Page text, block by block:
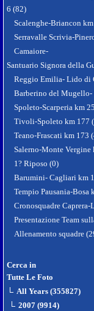
6 (82)
Scalenghe-Briancon
Serravalle Scrivia-
Camaiore-
Santuario Signora della
Reggio Emilia- Lido di
Barberino del Mugello-
Spoleto-Scarperia km
Tivoli-Spoleto km 177
Teano-Frascati km 173
Salerno-Monte Vergine
1? Riposo (0)
Barumini- Cagliari km
Tempio Pausania-Bosa
Cronosquadre
Presentazione Team
Allenamento squadre
Cerca in
Tutte Le Foto
All Years (355827)
2007 (9914)